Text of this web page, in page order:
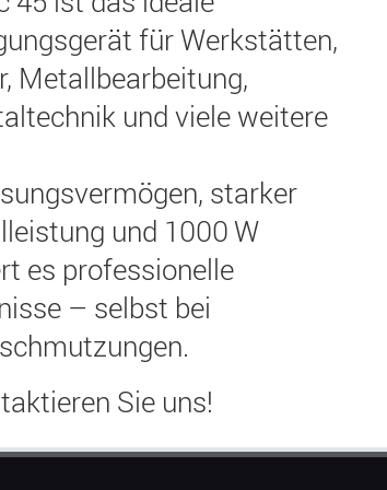
Es darf aber ruhig
für Sie sein. Diese sind
für Werkstätten,
Metallbearbeitung,
und viele weitere
starker
und 1000 W
es professionelle
– selbst bei
Sie uns!